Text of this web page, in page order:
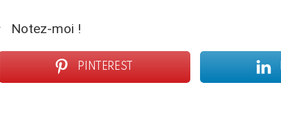
Notez-moi !
PINTEREST